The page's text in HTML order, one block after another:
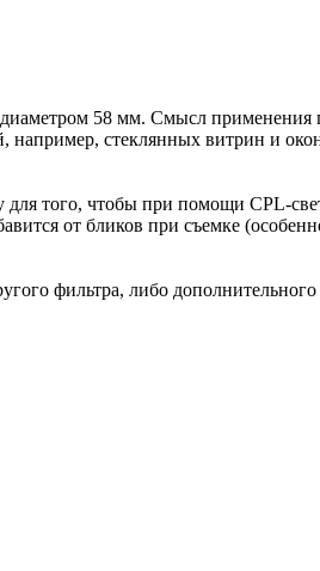
58 мм. Смысл применения
например, стеклянных витрин и
для того, чтобы при помощи CPL-
от бликов при съемке
фильтра, либо дополнительного